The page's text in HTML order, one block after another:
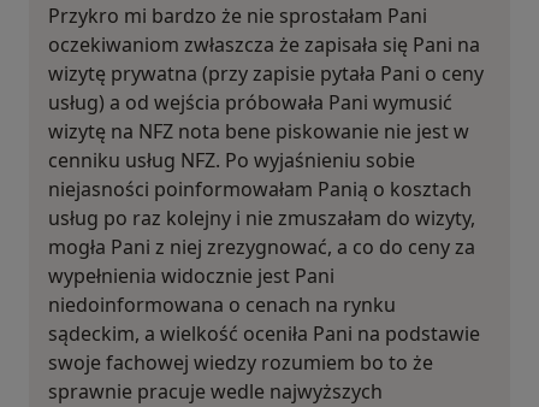
Przykro mi bardzo że nie sprostałam Pani
oczekiwaniom zwłaszcza że zapisała się Pani na
wizytę prywatna (przy zapisie pytała Pani o ceny
usług) a od wejścia próbowała Pani wymusić
wizytę na NFZ nota bene piskowanie nie jest w
cenniku usług NFZ. Po wyjaśnieniu sobie
niejasności poinformowałam Panią o kosztach
usług po raz kolejny i nie zmuszałam do wizyty,
mogła Pani z niej zrezygnować, a co do ceny za
wypełnienia widocznie jest Pani
niedoinformowana o cenach na rynku
sądeckim, a wielkość oceniła Pani na podstawie
swoje fachowej wiedzy rozumiem bo to że
sprawnie pracuje wedle najwyższych